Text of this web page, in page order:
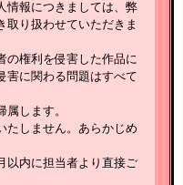
情報につきましては、弊
取り扱わせていただきま
の権利を侵害した作品に
害に関わる問題はすべて
します。
たしません。あらかじめ
以内に担当者より直接ご